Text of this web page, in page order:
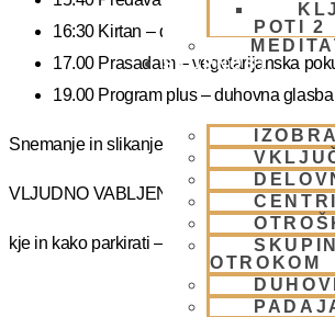
POTI 2
SKUPNOST
OTROKOM
16:30 Kirtan – duhovni ples
17.00 Prasadam – vegetarijanska
19.00 Program plus – duhovna glasba
Snemanje in slikanje gostov je v templju
VLJUDNO VABLJENI
kje in kako parkirati – https://